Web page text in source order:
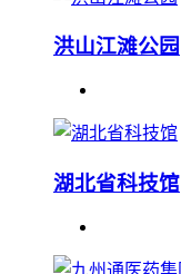
洪山江滩公园
湖北省科技馆